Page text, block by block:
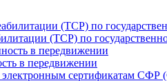
(ТСР) по
в передвижении